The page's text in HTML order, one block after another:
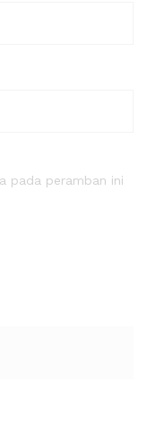
pada peramban ini